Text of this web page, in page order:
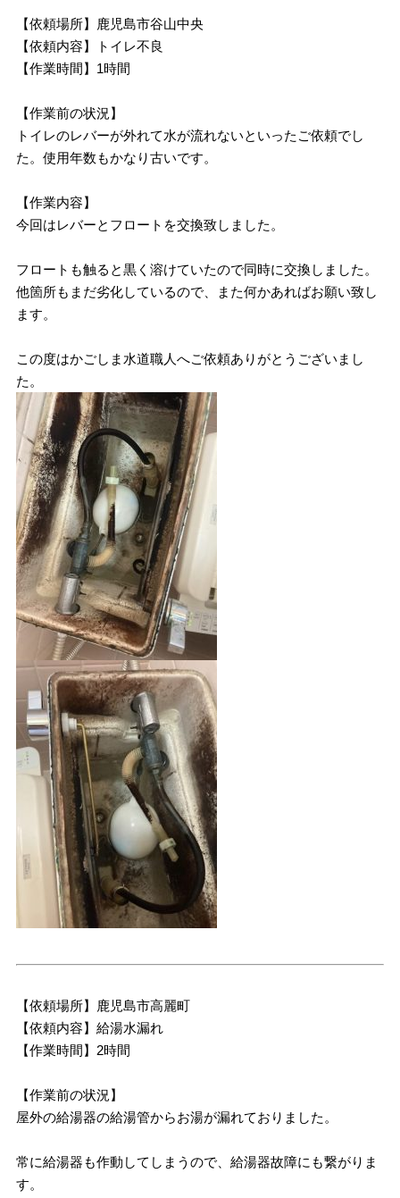
【依頼場所】鹿児島市谷山中央
【依頼内容】トイレ不良
【作業時間】1時間
【作業前の状況】
トイレのレバーが外れて水が流れないといったご依頼でし
た。使用年数もかなり古いです。
【作業内容】
今回はレバーとフロートを交換致しました。
フロートも触ると黒く溶けていたので同時に交換しました。
他箇所もまだ劣化しているので、また何かあればお願い致し
ます。
この度はかごしま水道職人へご依頼ありがとうございまし
た。
【依頼場所】鹿児島市高麗町
【依頼内容】給湯水漏れ
【作業時間】2時間
【作業前の状況】
屋外の給湯器の給湯管からお湯が漏れておりました。
常に給湯器も作動してしまうので、給湯器故障にも繋がりま
す。